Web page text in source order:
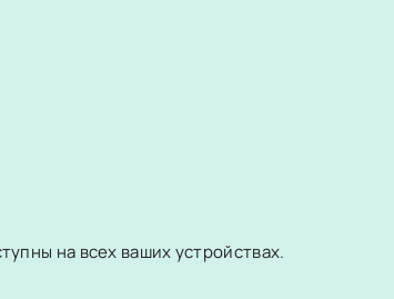
на всех ваших устройствах.